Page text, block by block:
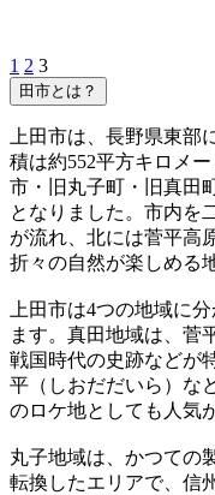
1 2 3
田市とは？
上田市は、長野県東部
積は約552平方キロメ
市・旧丸子町・旧真田
となりました。市内を
が流れ、北には菅平高
折々の自然が楽しめる
上田市は4つの地域に
ます。真田地域は、菅
戦国時代の史跡などが
平（しおだだいら）な
のロケ地としても人気
丸子地域は、かつての
転換したエリアで、信